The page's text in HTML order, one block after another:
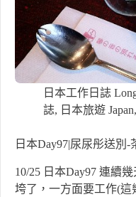
日本工作日誌
誌, 日本旅遊 Japan,
日本Day97|尿尿彤送別
10/25 日本Day97 連續
垮了，一方面要工作(